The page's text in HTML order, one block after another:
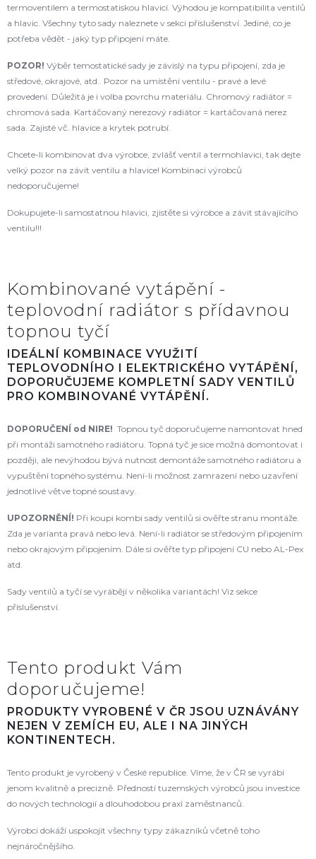
termoventilem a termostatiskou hlavicí. Výhodou je kompatibilita ventilů
a hlavic. Všechny tyto sady naleznete v sekci příslušenství. Jediné, co je
potřeba vědět - jaký typ připojení máte.
POZOR! Výběr temostatické sady je závislý na typu připojení, zda je
středové, okrajové, atd.. Pozor na umístění ventilu - pravé a levé
provedení. Důležitá je i volba povrchu materiálu. Chromový radiátor =
chromová sada. Kartáčovaný nerezový radiátor = kartáčovaná nerez
sada. Zajisté vč. hlavice a krytek potrubí.
Chcete-li kombinovat dva výrobce, zvlášť ventil a termohlavici, tak dejte
velký pozor na závit ventilu a hlavice! Kombinaci výrobců
nedoporučujeme!
Dokupujete-li samostatnou hlavici, zjistěte si výrobce a závit stávajícího
ventilu!!!
Kombinované vytápění -
teplovodní radiátor s přídavnou
topnou tyčí
IDEÁLNÍ KOMBINACE VYUŽITÍ
TEPLOVODNÍHO I ELEKTRICKÉHO VYTÁPĚNÍ,
DOPORUČUJEME KOMPLETNÍ SADY VENTILŮ
PRO KOMBINOVANÉ VYTÁPĚNÍ.
DOPORUČENÍ od NIRE! Topnou tyč doporučujeme namontovat hned
při montáži samotného radiátoru. Topná tyč je sice možná domontovat i
později, ale nevýhodou bývá nutnost demontáže samotného radiátoru a
vypuštění topného systému. Není-li možnost zamrazení nebo uzavření
jednotlivé větve topné soustavy.
UPOZORNĚNÍ! Při koupi kombi sady ventilů si ověřte stranu montáže.
Zda je varianta pravá nebo levá. Není-li radiátor se středovým připojením
nebo okrajovým připojením. Dále si ověřte typ připojení CU nebo AL-Pex
atd.
Sady ventilů a tyčí se vyrábějí v několika variantách! Viz sekce
příslušenství.
Tento produkt Vám
doporučujeme!
PRODUKTY VYROBENÉ V ČR JSOU UZNÁVÁNY
NEJEN V ZEMÍCH EU, ALE I NA JINÝCH
KONTINENTECH.
Tento produkt je vyrobený v České republice. Víme, že v ČR se vyrábí
jenom kvalitně a precizně. Předností tuzemských výrobců jsou investice
do nových technologií a dlouhodobou praxí zaměstnanců.
Výrobci dokáží uspokojit všechny typy zákazníků včetně toho
nejnáročnějšího.